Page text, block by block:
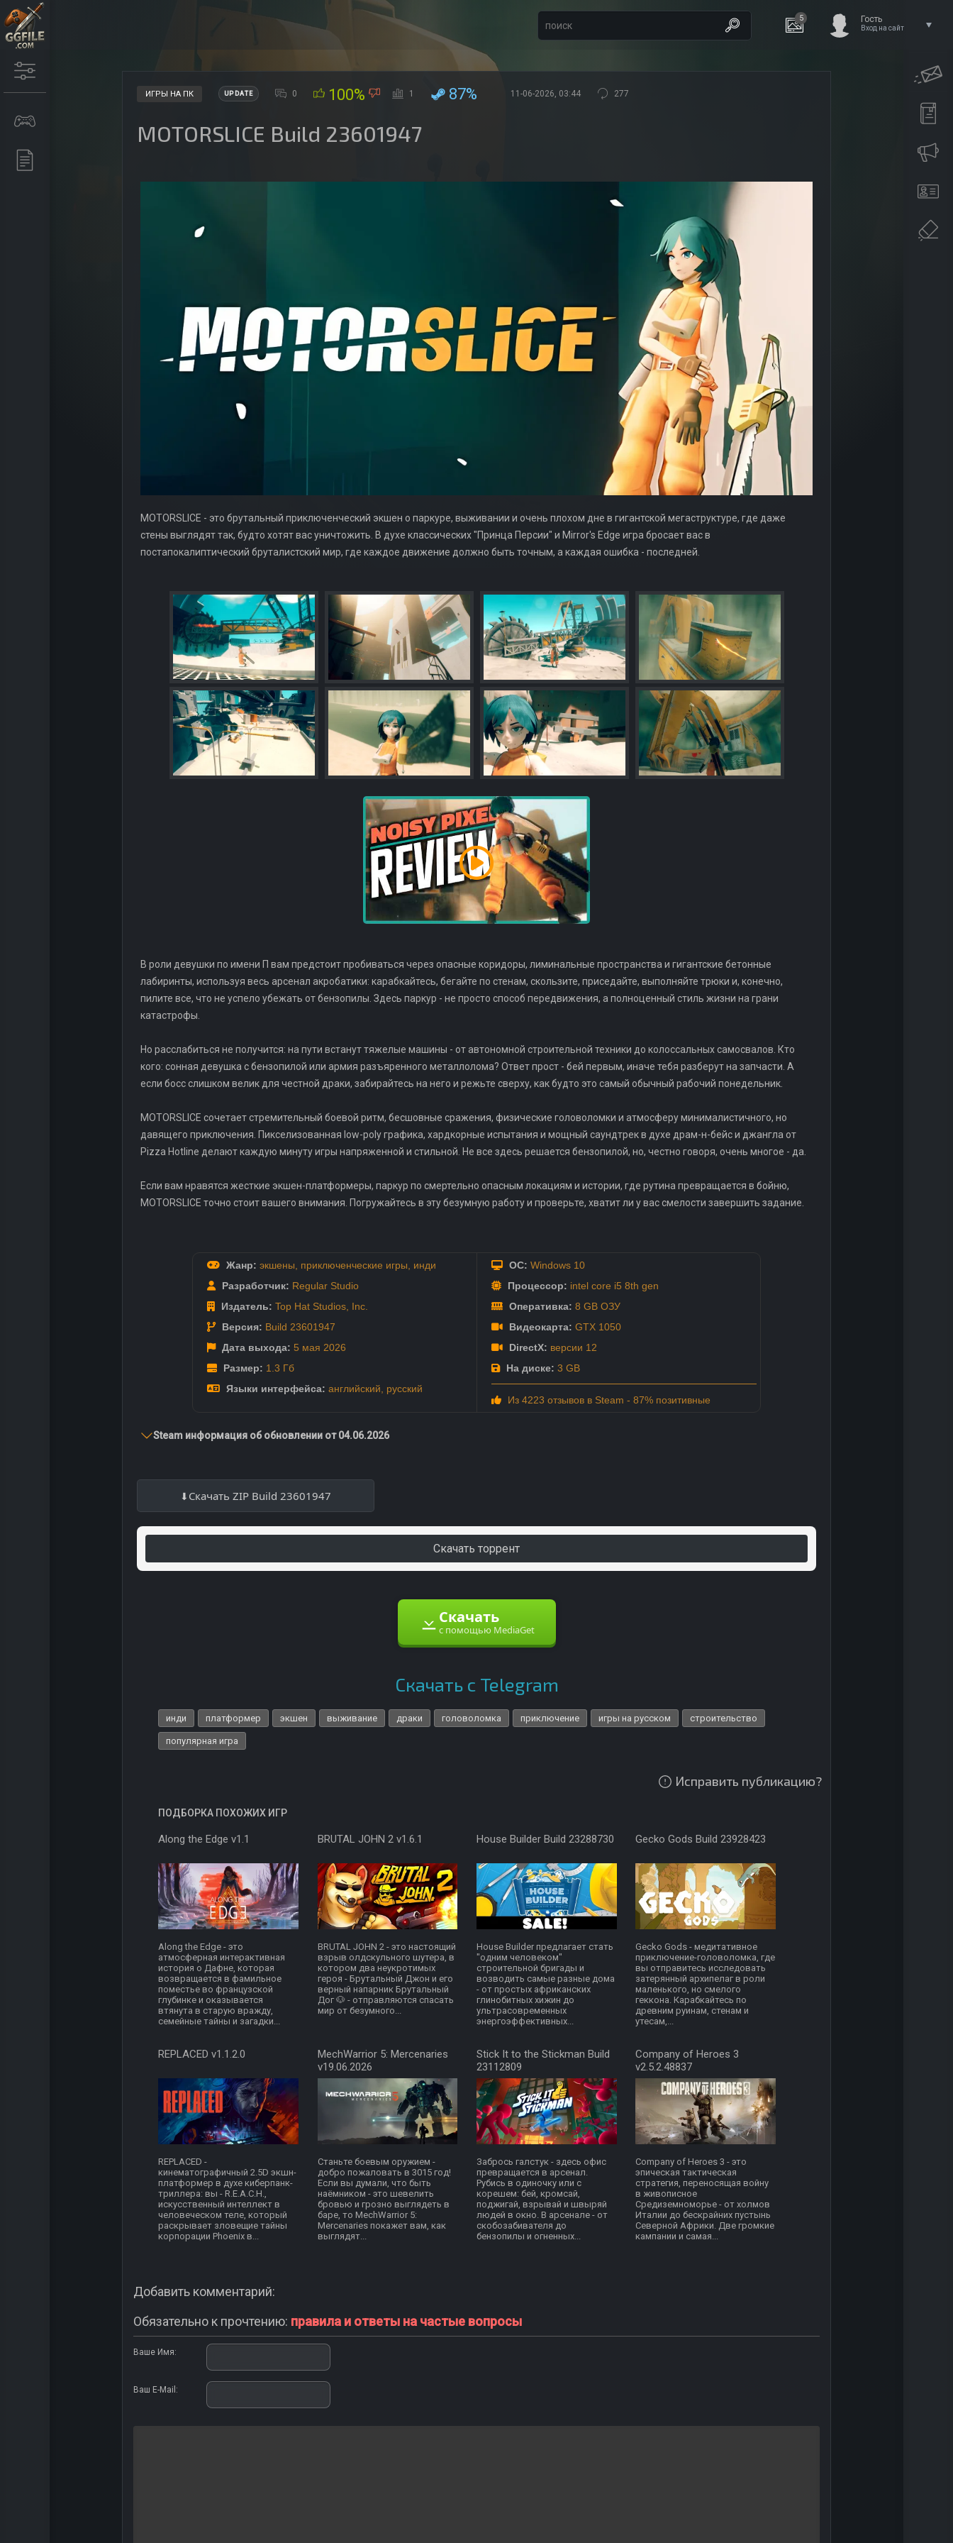
5 Гость
Вход на сайт
ИГРЫ НА ПК UPDATE 0 100% 1 87% 11-06-2026, 03:44 277
MOTORSLICE Build 23601947
MOTORSLICE - это брутальный приключенческий экшен о паркуре, выживании и очень плохом дне в гигантской мегаструктуре, где даже
стены выглядят так, будто хотят вас уничтожить. В духе классических "Принца Персии" и Mirror's Edge игра бросает вас в
постапокалиптический бруталистский мир, где каждое движение должно быть точным, а каждая ошибка - последней.
В роли девушки по имени П вам предстоит пробиваться через опасные коридоры, лиминальные пространства и гигантские бетонные
лабиринты, используя весь арсенал акробатики: карабкайтесь, бегайте по стенам, скользите, приседайте, выполняйте трюки и, конечно,
пилите все, что не успело убежать от бензопилы. Здесь паркур - не просто способ передвижения, а полноценный стиль жизни на грани
катастрофы.
Но расслабиться не получится: на пути встанут тяжелые машины - от автономной строительной техники до колоссальных самосвалов. Кто
кого: сонная девушка с бензопилой или армия разъяренного металлолома? Ответ прост - бей первым, иначе тебя разберут на запчасти. А
если босс слишком велик для честной драки, забирайтесь на него и режьте сверху, как будто это самый обычный рабочий понедельник.
MOTORSLICE сочетает стремительный боевой ритм, бесшовные сражения, физические головоломки и атмосферу минималистичного, но
давящего приключения. Пикселизованная low-poly графика, хардкорные испытания и мощный саундтрек в духе драм-н-бейс и джангла от
Pizza Hotline делают каждую минуту игры напряженной и стильной. Не все здесь решается бензопилой, но, честно говоря, очень многое - да.
Если вам нравятся жесткие экшен-платформеры, паркур по смертельно опасным локациям и истории, где рутина превращается в бойню,
MOTORSLICE точно стоит вашего внимания. Погружайтесь в эту безумную работу и проверьте, хватит ли у вас смелости завершить задание.
Жанр: экшены, приключенческие игры, инди
Разработчик: Regular Studio
Издатель: Top Hat Studios, Inc.
Версия: Build 23601947
Дата выхода: 5 мая 2026
Размер: 1.3 Гб
Языки интерфейса: английский, русский
ОС: Windows 10
Процессор: intel core i5 8th gen
Оперативка: 8 GB ОЗУ
Видеокарта: GTX 1050
DirectX: версии 12
На диске: 3 GB
Из 4223 отзывов в Steam - 87% позитивные
Steam информация об обновлении от 04.06.2026
Скачать ZIP Build 23601947
Скачать торрент
Скачать
с помощью MediaGet
Скачать с Telegram
инди платформер экшен выживание драки головоломка приключение игры на русском строительство
популярная игра
Исправить публикацию?
ПОДБОРКА ПОХОЖИХ ИГР
Along the Edge v1.1
Along the Edge - это
атмосферная интерактивная
история о Дафне, которая
возвращается в фамильное
поместье во французской
глубинке и оказывается
втянута в старую вражду,
семейные тайны и загадки...
BRUTAL JOHN 2 v1.6.1
BRUTAL JOHN 2 - это настоящий
взрыв олдскульного шутера, в
котором два неукротимых
героя - Брутальный Джон и его
верный напарник Брутальный
Дог 🐶 - отправляются спасать
мир от безумного...
House Builder Build 23288730
House Builder предлагает стать
"одним человеком"
строительной бригады и
возводить самые разные дома
- от простых африканских
глинобитных хижин до
ультрасовременных
энергоэффективных...
Gecko Gods Build 23928423
Gecko Gods - медитативное
приключение-головоломка, где
вы отправитесь исследовать
затерянный архипелаг в роли
маленького, но смелого
геккона. Карабкайтесь по
древним руинам, стенам и
утесам,...
REPLACED v1.1.2.0
REPLACED -
кинематографичный 2.5D экшн-
платформер в духе киберпанк-
триллера: вы - R.E.A.C.H.,
искусственный интеллект в
человеческом теле, который
раскрывает зловещие тайны
корпорации Phoenix в...
MechWarrior 5: Mercenaries
v19.06.2026
Станьте боевым оружием -
добро пожаловать в 3015 год!
Если вы думали, что быть
наёмником - это шевелить
бровью и грозно выглядеть в
баре, то MechWarrior 5:
Mercenaries покажет вам, как
выглядят...
Stick It to the Stickman Build
23112809
Забрось галстук - здесь офис
превращается в арсенал.
Рубись в одиночку или с
корешем: бей, кромсай,
поджигай, взрывай и швыряй
людей в окно. В арсенале - от
скобозабивателя до
бензопилы и огненных...
Company of Heroes 3
v2.5.2.48837
Company of Heroes 3 - это
эпическая тактическая
стратегия, переносящая войну
в живописное
Средиземноморье - от холмов
Италии до бескрайних пустынь
Северной Африки. Две громкие
кампании и самая...
Добавить комментарий:
Обязательно к прочтению: правила и ответы на частые вопросы
Ваше Имя:
Ваш E-Mail: